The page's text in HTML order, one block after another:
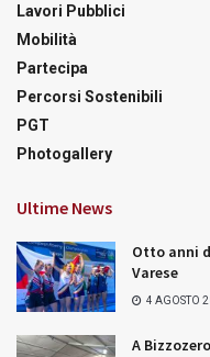
Lavori Pubblici
Mobilità
Partecipa
Percorsi Sostenibili
PGT
Photogallery
Ultime News
Otto anni
Varese
4 AGOSTO
A